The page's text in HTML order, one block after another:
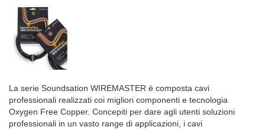
La serie Soundsation WIREMASTER è composta cavi
professionali realizzati coi migliori componenti e tecnologia
Oxygen Free Copper. Concepiti per dare agli utenti soluzioni
professionali in un vasto range di applicazioni, i cavi